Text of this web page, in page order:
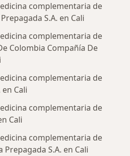
complementaria de
S.A. en Cali
complementaria de
Colombia Compañía De
complementaria de
Cali
complementaria de
Cali
complementaria de
S.A. en Cali